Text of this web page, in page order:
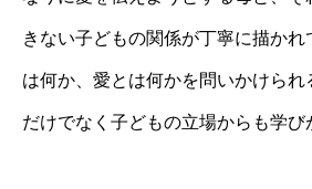
きない子どもの関係が丁寧に描かれ
は何か、愛とは何かを問いかけられ
だけでなく子どもの立場からも学び